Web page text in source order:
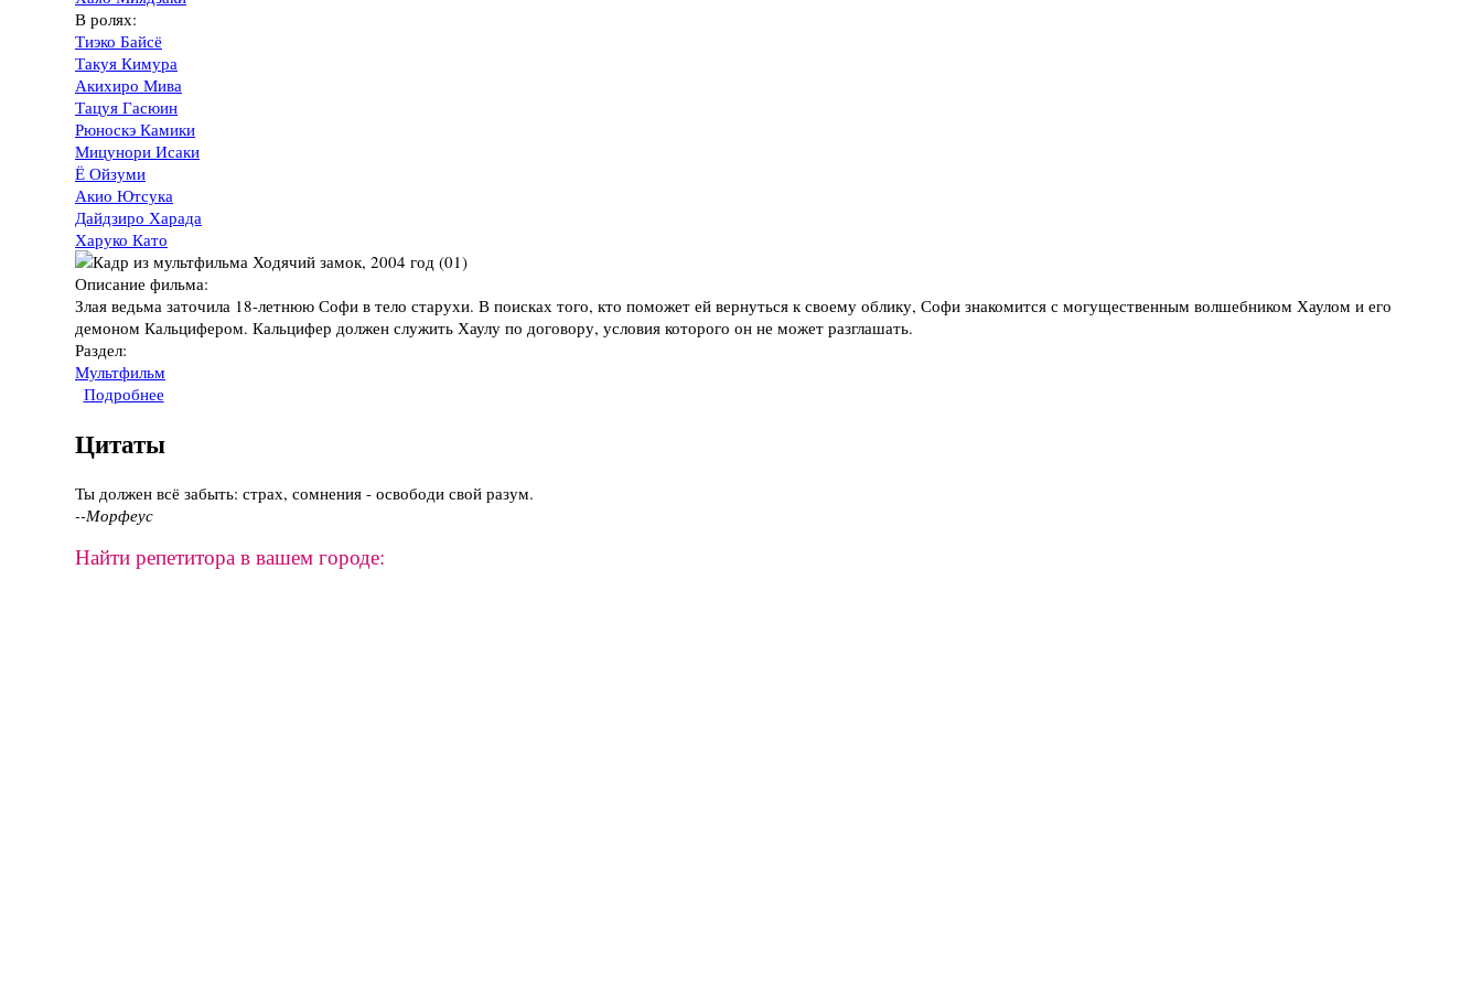
В ролях:
Тиэко Байсё
Такуя Кимура
Акихиро Мива
Тацуя Гасюин
Рюноскэ Камики
Мицунори Исаки
Ё Ойзуми
Акио Ютсука
Дайдзиро Харада
Харуко Като
Описание фильма:
Злая ведьма заточила 18-летнюю Софи в тело старухи. В поисках того, кто поможет ей вернуться к своему облику, Софи знакомится с могущественным волшебником Хаулом и его
демоном Кальцифером. Кальцифер должен служить Хаулу по договору, условия которого он не может разглашать.
Раздел:
Мультфильм
Подробнее
Цитаты
Ты должен всё забыть: страх, сомнения - освободи свой разум.
--Морфеус
Найти репетитора в вашем городе: